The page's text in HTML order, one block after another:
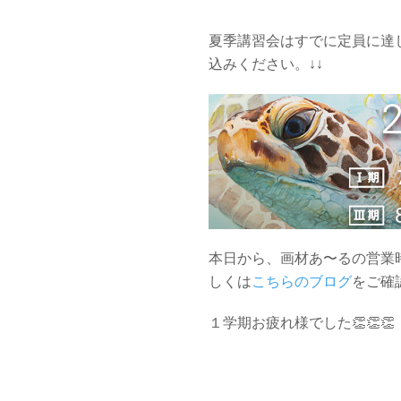
夏季講習会はすでに定員に
込みください。↓↓
本日から、画材あ〜るの営
しくはこちらのブログをご確
１学期お疲れ様でした👏👏👏